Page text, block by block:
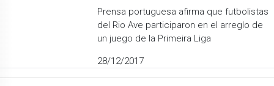
Prensa portuguesa afirma que futbolistas
del Rio Ave participaron en el arreglo de
un juego de la Primeira Liga
28/12/2017